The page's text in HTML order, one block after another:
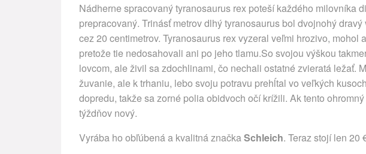
Nádherne spracovaný tyranosaurus rex poteší každého milovníka
prepracovaný. Trinásť metrov dlhý tyranosaurus bol dvojnohý
cez 20 centimetrov. Tyranosaurus rex vyzeral veľmi hrozivo,
pretože tie nedosahovali ani po jeho tlamu.So svojou výškou
lovcom, ale živil sa zdochlinami, čo nechali ostatné zvieratá ležať.
žuvanie, ale k trhaniu, lebo svoju potravu prehĺtal vo veľkých
dopredu, takže sa zorné polia obidvoch očí krížili. Ak tento
týždňov nový.
Vyrába ho obľúbená a kvalitná značkaSchleich. Teraz stojí len 20